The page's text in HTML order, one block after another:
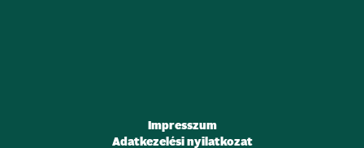
Impresszum
Adatkezelési nyilatkozat